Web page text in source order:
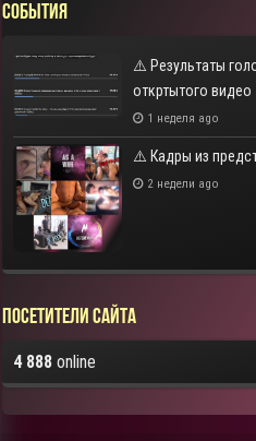
СОБЫТИЯ
⚠️ Результаты
откртытого видео
1 неделя ago
⚠️ Кадры из
2 недели ago
Посетители сайта
4 888 online